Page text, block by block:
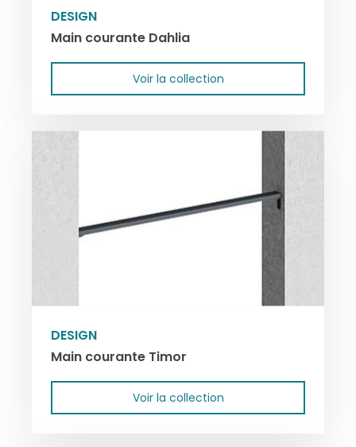
DESIGN
Main courante Dahlia
Voir la collection
DESIGN
Main courante Timor
Voir la collection